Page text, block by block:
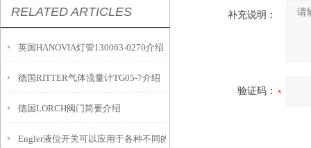
RELATED ARTICLES
英国HANOVIA灯管130063-0270介绍
德国RITTER气体流量计TG05-7介绍
德国LORCH阀门简要介绍
Engler液位开关可以应用于各种不同的液位检测场合
补充说明：
验证码：